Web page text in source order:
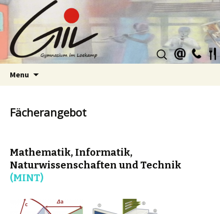
Suchen
nach:
Menu
Fächerangebot
Mathematik, Informatik,
Naturwissenschaften und Technik
(MINT)